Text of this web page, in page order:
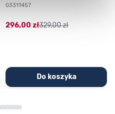
03311457
296,00 zł329,00 zł
Do koszyka